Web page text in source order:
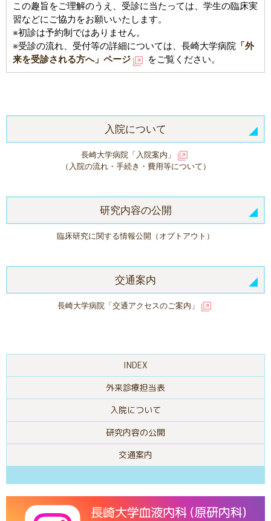
この趣旨をご理解のうえ、受診に当たっては、学生の臨床実
習などにご協力をお願いいたします。
※初診は予約制ではありません。
※受診の流れ、受付等の詳細については、長崎大学病院 「外
来を受診される方へ」ページ
をご覧ください。
入院について
長崎大学病院「入院案内」
（入院の流れ・手続き・費用等について）
研究内容の公開
臨床研究に関する情報公開（オプトアウト）
交通案内
長崎大学病院「交通アクセスのご案内」
INDEX
外来診療担当表
入院について
研究内容の公開
交通案内